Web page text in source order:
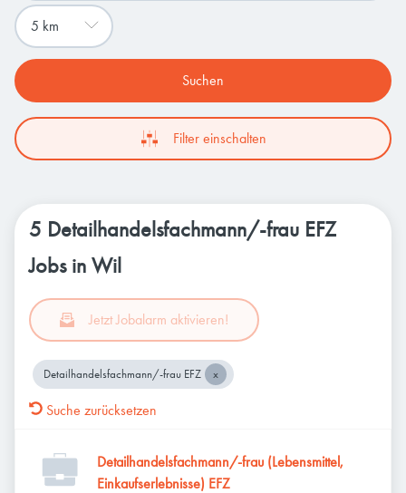
Suchen
Filter einschalten
5 Detailhandelsfachmann/-frau EFZ
Jobs in Wil
Jetzt Jobalarm aktivieren!
Detailhandelsfachmann/-frau EFZ
Suche zurücksetzen
Detailhandelsfachmann/-frau (Lebensmittel,
Einkaufserlebnisse) EFZ